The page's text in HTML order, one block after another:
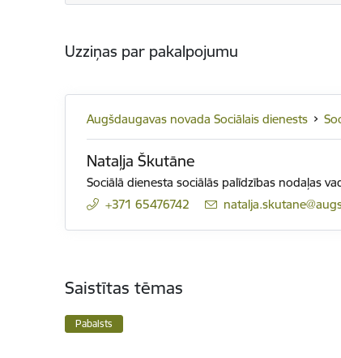
Uzziņas par pakalpojumu
Augšdaugavas novada Sociālais dienests
Nataļja Škutāne
Sociālā dienesta sociālās palīdzības nodaļas
+371 65476742
E-pasts:
Saistītas tēmas
Pabalsts